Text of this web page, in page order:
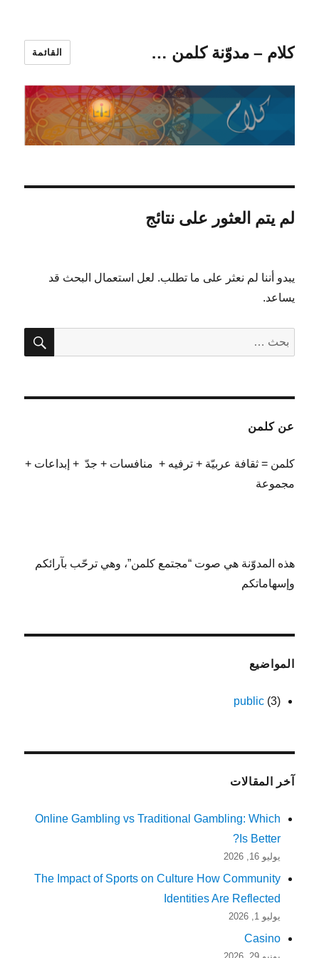
كلام – مدوّنة كلمن … القائمة
لم يتم العثور على نتائج
يبدو أننا لم نعثر على ما تطلب. لعل استعمال البحث قد
يساعد.
عن:
بحث
عن كلمن
كلمن = ثقافة عربيّة + ترفيه + منافسات + جدّ + إبداعات +
مجموعة
هذه المدوّنة هي صوت “مجتمع كلمن”، وهي ترحّب بآرائكم
وإسهاماتكم
المواضيع
public(3)
آخر المقالات
Online Gambling vs Traditional Gambling: Which
Is Better?
يوليو 16, 2026
The Impact of Sports on Culture How Community
Identities Are Reflected
يوليو 1, 2026
Casino